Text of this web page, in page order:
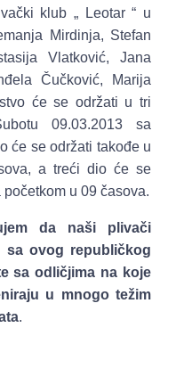
klub „ Leotar “ u
Mirdinja, Stefan
Vlatković, Jana
Čučković, Marija
će se održati u tri
09.03.2013 sa
će se održati takođe u
a treći dio će se
u 09 časova.
da naši plivači
ovog republičkog
sa odličjima na koje
u mnogo težim
.